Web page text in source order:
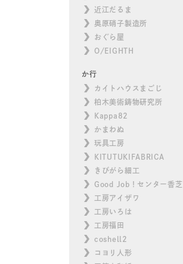
近江だるま
奥原硝子製造所
おぐら屋
O/EIGHTH
か行
カイトハウスまごじ
柏木美術鋳物研究所
Kappa82
かまわぬ
玩具工房
KITUTUKIFABRICA
きびがら細工
Good Job！センター香芝
工房アイザワ
工房いろは
工房福田
coshell2
コヨリ人形